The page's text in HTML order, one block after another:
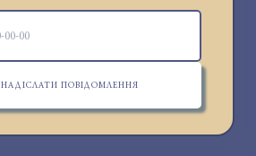
НАДІСЛАТИ ПОВІДОМЛЕННЯ